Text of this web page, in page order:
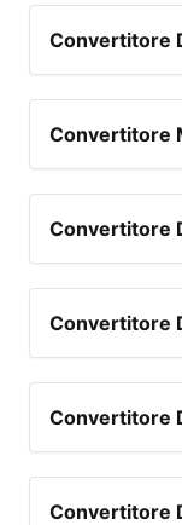
Convertitore
Convertitore
Convertitore
Convertitore
Convertitore
Convertitore